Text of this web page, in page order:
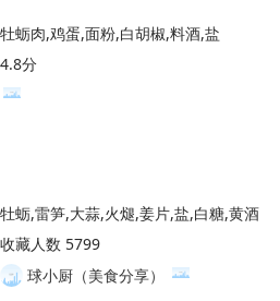
牡蛎肉,鸡蛋,面粉,白胡椒,料酒,盐
4.8分
牡蛎,雷笋,大蒜,火煺,姜片,盐,白糖,黄酒
收藏人数 5799
球小厨（美食分享）